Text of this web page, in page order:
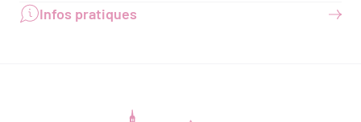
Infos pratiques